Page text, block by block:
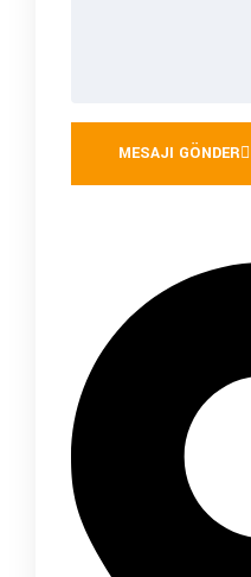
MESAJI GÖNDER